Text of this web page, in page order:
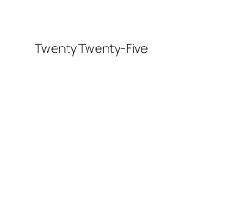
Twenty Twenty-Five